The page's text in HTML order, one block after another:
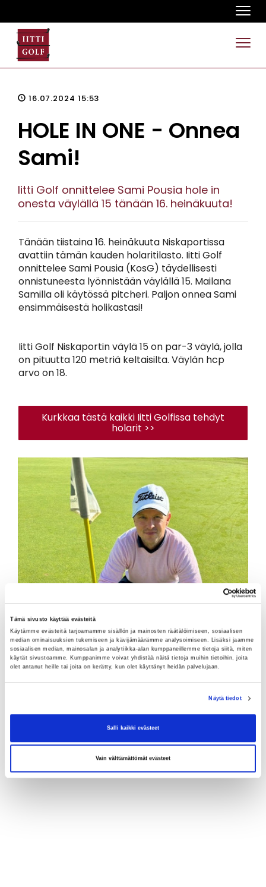
Tämä sivusto käyttää evästeitä
Käytämme evästeitä tarjoamamme sisällön ja mainosten räätälöimiseen, sosiaalisen
median ominaisuuksien tukemiseen ja kävijämäärämme analysoimiseen. Lisäksi jaamme
sosiaalisen median, mainosalan ja analytiikka-alan kumppaneillemme tietoja siitä, miten
käytät sivustoamme. Kumppanimme voivat yhdistää näitä tietoja muihin tietoihin, joita
olet antanut heille tai joita on kerätty, kun olet käyttänyt heidän palvelujaan.
Näytä tiedot
Salli kaikki evästeet
Vain välttämättömät evästeet
16.07.2024 15:53
HOLE IN ONE - Onnea
Sami!
Iitti Golf onnittelee Sami Pousia hole in
onesta väylällä 15 tänään 16. heinäkuuta!
Tänään tiistaina 16. heinäkuuta Niskaportissa
avattiin tämän kauden holaritilasto. Iitti Golf
onnittelee Sami Pousia (KosG) täydellisesti
onnistuneesta lyönnistään väylällä 15. Mailana
Samilla oli käytössä pitcheri. Paljon onnea Sami
ensimmäisestä holikastasi!
Iitti Golf Niskaportin väylä 15 on par-3 väylä, jolla
on pituutta 120 metriä keltaisilta. Väylän hcp
arvo on 18.
Kurkkaa tästä kaikki Iitti Golfissa tehdyt
holarit >>